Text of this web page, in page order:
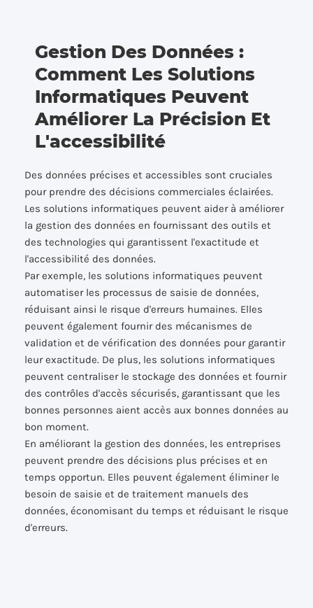
Gestion Des Données :
Comment Les Solutions
Informatiques Peuvent
Améliorer La Précision Et
L'accessibilité
Des données précises et accessibles sont cruciales
pour prendre des décisions commerciales éclairées.
Les solutions informatiques peuvent aider à améliorer
la gestion des données en fournissant des outils et
des technologies qui garantissent l'exactitude et
l'accessibilité des données.
Par exemple, les solutions informatiques peuvent
automatiser les processus de saisie de données,
réduisant ainsi le risque d'erreurs humaines. Elles
peuvent également fournir des mécanismes de
validation et de vérification des données pour garantir
leur exactitude. De plus, les solutions informatiques
peuvent centraliser le stockage des données et fournir
des contrôles d'accès sécurisés, garantissant que les
bonnes personnes aient accès aux bonnes données au
bon moment.
En améliorant la gestion des données, les entreprises
peuvent prendre des décisions plus précises et en
temps opportun. Elles peuvent également éliminer le
besoin de saisie et de traitement manuels des
données, économisant du temps et réduisant le risque
d'erreurs.